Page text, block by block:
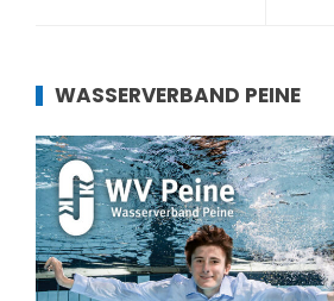
WASSERVERBAND PEINE